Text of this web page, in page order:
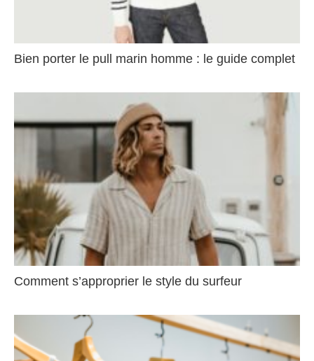
Bien porter le pull marin homme : le guide complet
Comment s’approprier le style du surfeur